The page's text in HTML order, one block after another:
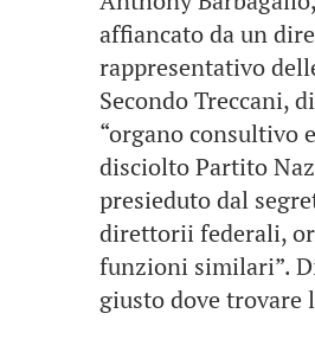
affiancato da un
rappresentativo
Secondo Treccani,
“organo consultivo
disciolto Partito
presieduto dal
direttorii federali,
funzioni similari”.
giusto dove trovare